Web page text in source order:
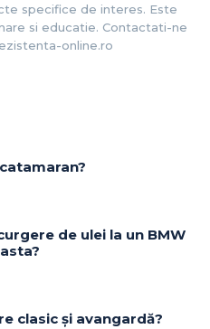
specifice de interes. Este
si educatie. Contactati-ne
online.ro
de ulei la un BMW
clasic și avangardă?